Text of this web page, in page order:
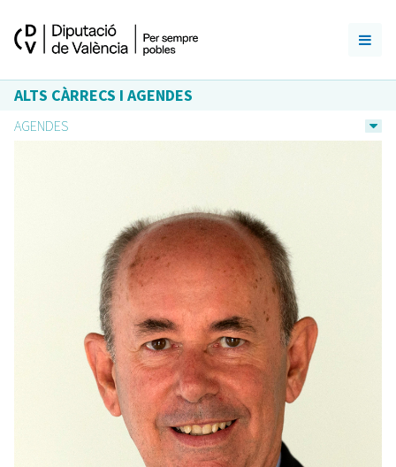
ALTS CÀRRECS I AGENDES
AGENDES